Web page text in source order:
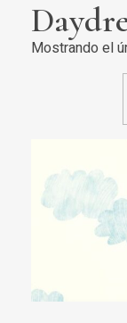
Mostrando el